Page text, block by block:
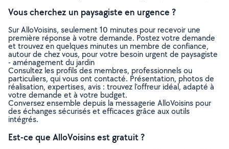
Vous cherchez un paysagiste en urgence ?
Sur AlloVoisins, seulement 10 minutes pour recevoir une
première réponse à votre demande. Postez votre demande
et trouvez en quelques minutes un membre de confiance,
autour de chez vous, pour votre besoin urgent de paysagiste
- aménagement du jardin
Consultez les profils des membres, professionnels ou
particuliers, qui vous ont contacté. Présentation, photos de
réalisation, expertises, avis : trouvez l'offreur idéal, adapté à
votre demande et à votre budget.
Conversez ensemble depuis la messagerie AlloVoisins pour
des échanges sécurisés et efficaces grâce aux outils
intégrés.
Est-ce que AlloVoisins est gratuit ?